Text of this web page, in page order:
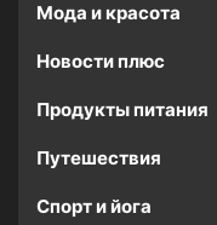
Мода и красота
Новости плюс
Продукты питания
Путешествия
Спорт и йога